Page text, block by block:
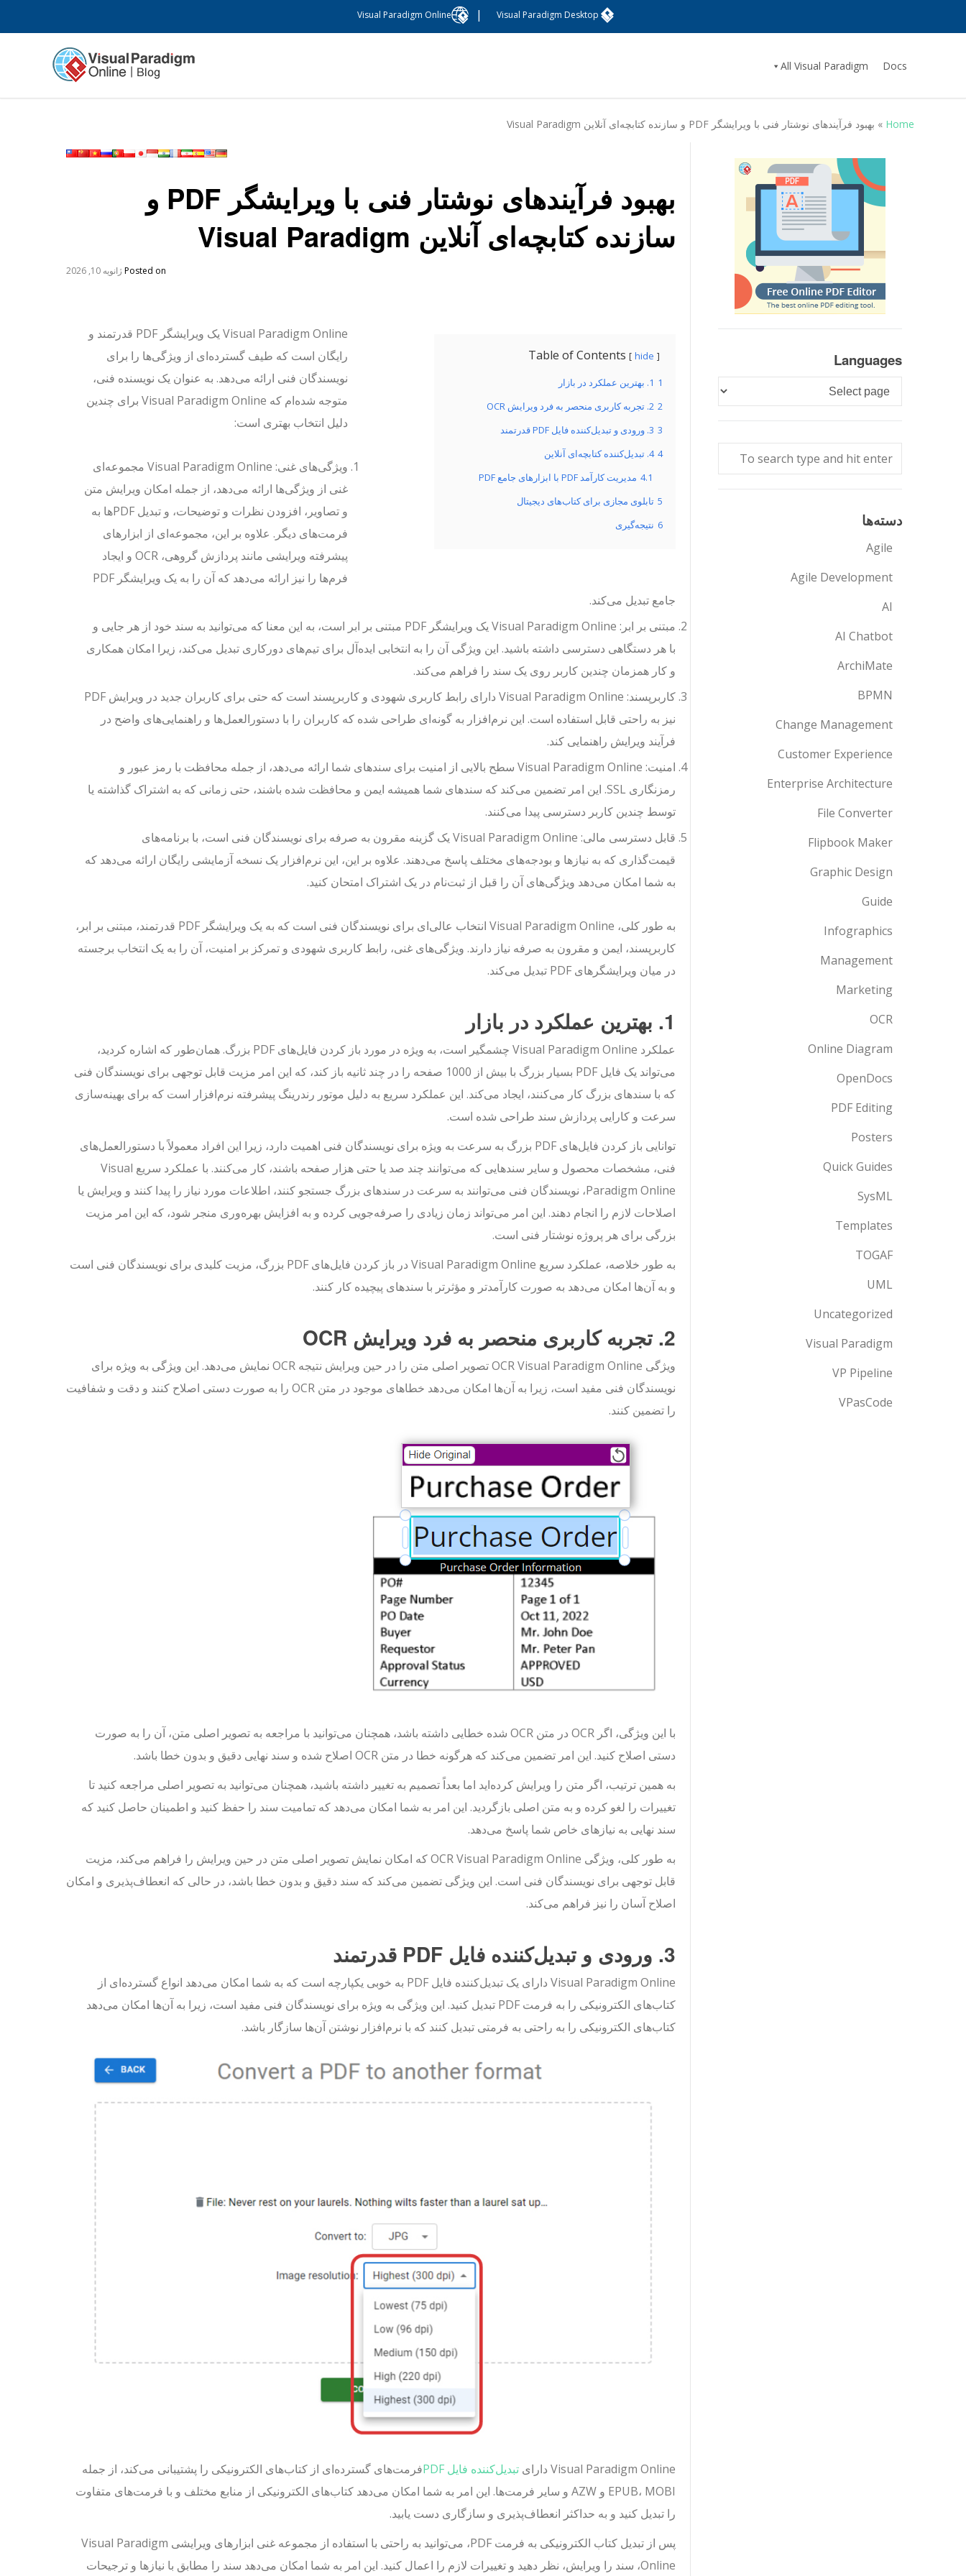
Visual Paradigm Desktop
|
Visual Paradigm Online
Docs
All Visual Paradigm
Home
» بهبود فرآیندهای نوشتار فنی با ویرایشگر PDF و سازنده کتابچه‌ای آنلاین Visual Paradigm
بهبود فرآیندهای نوشتار فنی با ویرایشگر PDF و
سازنده کتابچه‌ای آنلاین Visual Paradigm
Posted onژانویه 10, 2026
Table of Contents hide
1 1. بهترین عملکرد در بازار
2 2. تجربه کاربری منحصر به فرد ویرایش OCR
3 3. ورودی و تبدیل‌کننده فایل PDF قدرتمند
4 4. تبدیل‌کننده کتابچه‌ای آنلاین
4.1 مدیریت کارآمد PDF با ابزارهای جامع PDF
5 تابلوی مجازی برای کتاب‌های دیجیتال
6 نتیجه‌گیری
Visual Paradigm Online یک ویرایشگر PDF قدرتمند و
رایگان است که طیف گسترده‌ای از ویژگی‌ها را برای
نویسندگان فنی ارائه می‌دهد. به عنوان یک نویسنده فنی،
متوجه شده‌ام که Visual Paradigm Online برای چندین
دلیل انتخاب بهتری است:
ویژگی‌های غنی: Visual Paradigm Online مجموعه‌ای
غنی از ویژگی‌ها ارائه می‌دهد، از جمله امکان ویرایش متن
و تصاویر، افزودن نظرات و توضیحات، و تبدیل PDFها به
فرمت‌های دیگر. علاوه بر این، مجموعه‌ای از ابزارهای
پیشرفته ویرایشی مانند پردازش گروهی، OCR و ایجاد
فرم‌ها را نیز ارائه می‌دهد که آن را به یک ویرایشگر PDF
جامع تبدیل می‌کند.
مبتنی بر ابر: Visual Paradigm Online یک ویرایشگر PDF مبتنی بر ابر است، به این معنا که می‌توانید به سند خود از هر جایی و
با هر دستگاهی دسترسی داشته باشید. این ویژگی آن را به انتخابی ایده‌آل برای تیم‌های دورکاری تبدیل می‌کند، زیرا امکان همکاری
و کار همزمان چندین کاربر روی یک سند را فراهم می‌کند.
کاربرپسند: Visual Paradigm Online دارای رابط کاربری شهودی و کاربرپسند است که حتی برای کاربران جدید در ویرایش PDF
نیز به راحتی قابل استفاده است. این نرم‌افزار به گونه‌ای طراحی شده که کاربران را با دستورالعمل‌ها و راهنمایی‌های واضح در
فرآیند ویرایش راهنمایی کند.
امنیت: Visual Paradigm Online سطح بالایی از امنیت برای سند‌های شما ارائه می‌دهد، از جمله محافظت با رمز عبور و
رمزنگاری SSL. این امر تضمین می‌کند که سند‌های شما همیشه ایمن و محافظت شده باشند، حتی زمانی که به اشتراک گذاشته یا
توسط چندین کاربر دسترسی پیدا می‌کنند.
قابل دسترسی مالی: Visual Paradigm Online یک گزینه مقرون به صرفه برای نویسندگان فنی است، با برنامه‌های
قیمت‌گذاری که به نیازها و بودجه‌های مختلف پاسخ می‌دهند. علاوه بر این، این نرم‌افزار یک نسخه آزمایشی رایگان ارائه می‌دهد که
به شما امکان می‌دهد ویژگی‌های آن را قبل از ثبت‌نام در یک اشتراک امتحان کنید.
به طور کلی، Visual Paradigm Online انتخاب عالی‌ای برای نویسندگان فنی است که به یک ویرایشگر PDF قدرتمند، مبتنی بر ابر،
کاربرپسند، ایمن و مقرون به صرفه نیاز دارند. ویژگی‌های غنی، رابط کاربری شهودی و تمرکز بر امنیت، آن را به یک انتخاب برجسته
در میان ویرایشگرهای PDF تبدیل می‌کند.
1. بهترین عملکرد در بازار
عملکرد Visual Paradigm Online چشمگیر است، به ویژه در مورد باز کردن فایل‌های PDF بزرگ. همان‌طور که اشاره کردید،
می‌تواند یک فایل PDF بسیار بزرگ با بیش از 1000 صفحه را در چند ثانیه باز کند، که این امر مزیت قابل توجهی برای نویسندگان فنی
که با سند‌های بزرگ کار می‌کنند، ایجاد می‌کند. این عملکرد سریع به دلیل موتور رندرینگ پیشرفته نرم‌افزار است که برای بهینه‌سازی
سرعت و کارایی پردازش سند طراحی شده است.
توانایی باز کردن فایل‌های PDF بزرگ به سرعت به ویژه برای نویسندگان فنی اهمیت دارد، زیرا این افراد معمولاً با دستورالعمل‌های
فنی، مشخصات محصول و سایر سند‌هایی که می‌توانند چند صد یا حتی هزار صفحه باشند، کار می‌کنند. با عملکرد سریع Visual
Paradigm Online، نویسندگان فنی می‌توانند به سرعت در سند‌های بزرگ جستجو کنند، اطلاعات مورد نیاز را پیدا کنند و ویرایش یا
اصلاحات لازم را انجام دهند. این امر می‌تواند زمان زیادی را صرفه‌جویی کرده و به افزایش بهره‌وری منجر شود، که این امر مزیت
بزرگی برای هر پروژه نوشتار فنی است.
به طور خلاصه، عملکرد سریع Visual Paradigm Online در باز کردن فایل‌های PDF بزرگ، مزیت کلیدی برای نویسندگان فنی است
و به آن‌ها امکان می‌دهد به صورت کارآمدتر و مؤثرتر با سند‌های پیچیده کار کنند.
2. تجربه کاربری منحصر به فرد ویرایش OCR
ویژگی OCR Visual Paradigm Online تصویر اصلی متن را در حین ویرایش نتیجه OCR نمایش می‌دهد. این ویژگی به ویژه برای
نویسندگان فنی مفید است، زیرا به آن‌ها امکان می‌دهد خطاهای موجود در متن OCR را به صورت دستی اصلاح کنند و دقت و شفافیت
را تضمین کنند.
با این ویژگی، اگر OCR در متن OCR شده خطایی داشته باشد، همچنان می‌توانید با مراجعه به تصویر اصلی متن، آن را به صورت
دستی اصلاح کنید. این امر تضمین می‌کند که هرگونه خطا در متن OCR اصلاح شده و سند نهایی دقیق و بدون خطا باشد.
به همین ترتیب، اگر متن را ویرایش کرده‌اید اما بعداً تصمیم به تغییر داشته باشید، همچنان می‌توانید به تصویر اصلی مراجعه کنید تا
تغییرات را لغو کرده و به متن اصلی بازگردید. این امر به شما امکان می‌دهد که تمامیت سند را حفظ کنید و اطمینان حاصل کنید که
سند نهایی به نیازهای خاص شما پاسخ می‌دهد.
به طور کلی، ویژگی OCR Visual Paradigm Online که امکان نمایش تصویر اصلی متن در حین ویرایش را فراهم می‌کند، مزیت
قابل توجهی برای نویسندگان فنی است. این ویژگی تضمین می‌کند که سند دقیق و بدون خطا باشد، در حالی که انعطاف‌پذیری و امکان
اصلاح آسان را نیز فراهم می‌کند.
3. ورودی و تبدیل‌کننده فایل PDF قدرتمند
Visual Paradigm Online دارای یک تبدیل‌کننده فایل PDF به خوبی یکپارچه است که به شما امکان می‌دهد انواع گسترده‌ای از
کتاب‌های الکترونیکی را به فرمت PDF تبدیل کنید. این ویژگی به ویژه برای نویسندگان فنی مفید است، زیرا به آن‌ها امکان می‌دهد
کتاب‌های الکترونیکی را به راحتی به فرمتی تبدیل کنند که با نرم‌افزار نوشتن آن‌ها سازگار باشد.
Visual Paradigm Online دارای تبدیل‌کننده فایل PDF
فرمت‌های گسترده‌ای از کتاب‌های الکترونیکی را پشتیبانی می‌کند، از جمله
EPUB، MOBI و AZW و سایر فرمت‌ها. این امر به شما امکان می‌دهد کتاب‌های الکترونیکی از منابع مختلف و با فرمت‌های متفاوت
را تبدیل کنید و به حداکثر انعطاف‌پذیری و سازگاری دست یابید.
پس از تبدیل کتاب الکترونیکی به فرمت PDF، می‌توانید به راحتی با استفاده از مجموعه غنی ابزارهای ویرایشی Visual Paradigm
Online، سند را ویرایش، نظر دهید و تغییرات لازم را اعمال کنید. این امر به شما امکان می‌دهد سند را مطابق با نیازها و ترجیحات
Languages
Languages
دسته‌ها
Agile
Agile Development
AI
AI Chatbot
ArchiMate
BPMN
Change Management
Customer Experience
Enterprise Architecture
File Converter
Flipbook Maker
Graphic Design
Guide
Infographics
Management
Marketing
OCR
Online Diagram
OpenDocs
PDF Editing
Posters
Quick Guides
SysML
Templates
TOGAF
UML
Uncategorized
Visual Paradigm
VP Pipeline
VPasCode